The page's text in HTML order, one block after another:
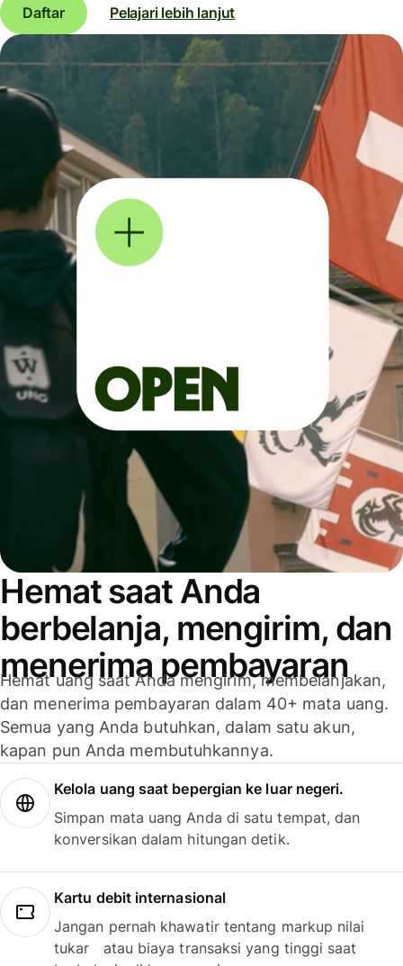
Daftar Pelajari lebih lanjut
Hemat saat Anda
berbelanja, mengirim, dan
menerima pembayaran
Hemat uang saat Anda mengirim, membelanjakan,
dan menerima pembayaran dalam 40+ mata uang.
Semua yang Anda butuhkan, dalam satu akun,
kapan pun Anda membutuhkannya.
Kelola uang saat bepergian ke luar negeri.
Simpan mata uang Anda di satu tempat, dan
konversikan dalam hitungan detik.
Kartu debit internasional
Jangan pernah khawatir tentang markup nilai
tukar atau biaya transaksi yang tinggi saat